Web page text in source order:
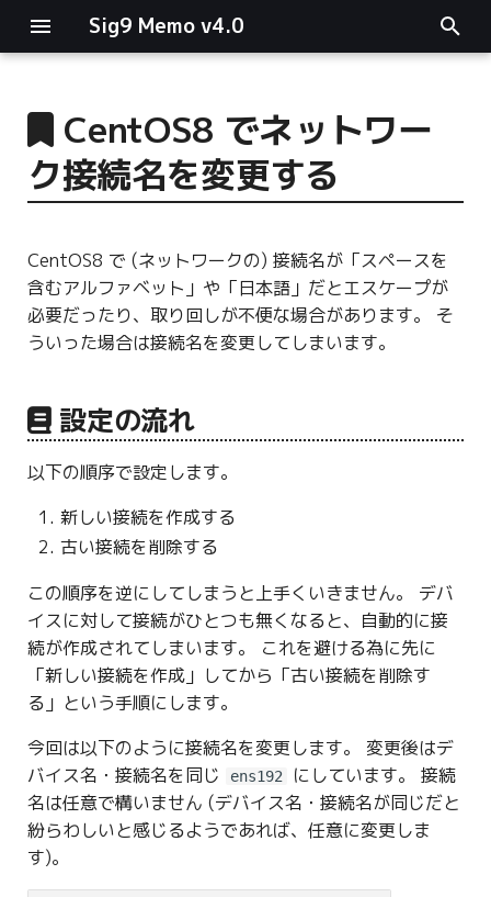
Sig9 Memo v4.0
main関数
リスト関連
ファイルの読み書き
ログ関連
型指定
CentOS8 でネットワー
ク接続名を変更する
CentOS8 で (ネットワークの) 接続名が「スペースを
含むアルファベット」や「日本語」だとエスケープが
必要だったり、取り回しが不便な場合があります。 そ
ういった場合は接続名を変更してしまいます。
設定の流れ
以下の順序で設定します。
新しい接続を作成する
古い接続を削除する
この順序を逆にしてしまうと上手くいきません。 デバ
イスに対して接続がひとつも無くなると、自動的に接
続が作成されてしまいます。 これを避ける為に先に
「新しい接続を作成」してから「古い接続を削除す
る」という手順にします。
今回は以下のように接続名を変更します。 変更後はデ
バイス名・接続名を同じ
ens192
にしています。 接続
名は任意で構いません (デバイス名・接続名が同じだと
紛らわしいと感じるようであれば、任意に変更しま
す)。